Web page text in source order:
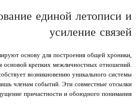
единой летописи и
усиление связей
основу для построения общей хроники,
основой крепких межличностных отношений.
возникновению уникального системы
членам событий. Эти совместные отсылки
причастности и обоюдного понимания.